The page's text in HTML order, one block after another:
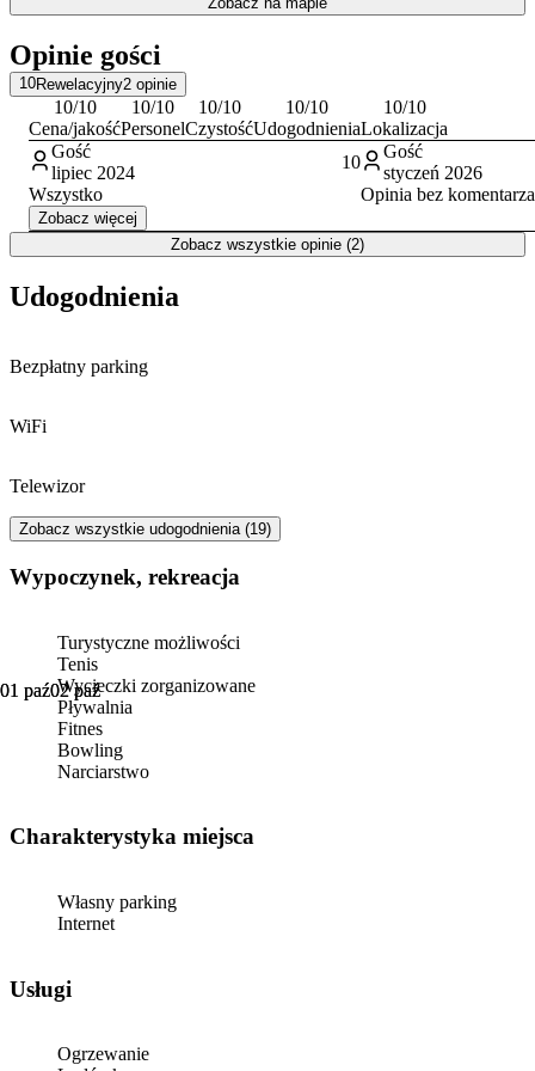
Opinie gości
10Rewelacyjny2 opinie
10/10
Cena/jakość
10/10
Personel
10/10
Czystość
10/10
Udogodnienia
10/10
Lokalizacja
Gość
lipiec 2024
10
Wszystko
Zobacz więcej
Gość
styczeń 2026
Opinia bez
Zobacz wszystkie opinie (2)
01 paź02 paź
01 paź02 paź
Udogodnienia
Bezpłatny parking
WiFi
Telewizor
Zobacz wszystkie udogodnienia (19)
Wypoczynek, rekreacja
Turystyczne możliwości
Tenis
Wycieczki zorganizowane
Pływalnia
Fitnes
Bowling
Narciarstwo
Charakterystyka miejsca
Własny parking
Internet
Usługi
Ogrzewanie